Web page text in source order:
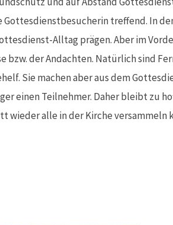
Gottesdienstbesucherin treffend. In
Alltag prägen. Aber im
bzw. der Andachten. Natürlich sind
Sie machen aber aus dem
einen Teilnehmer. Daher bleibt zu
wieder alle in der Kirche versammeln